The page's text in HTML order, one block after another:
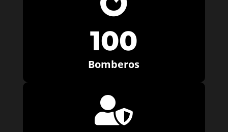
100
Bomberos
